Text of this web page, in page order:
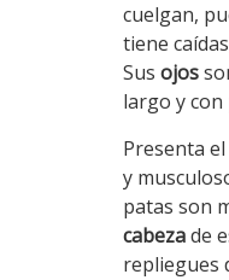
cuelgan,
tiene
Sus ojos
largo y con
Presenta
y
patas son
cabezade
repliegues